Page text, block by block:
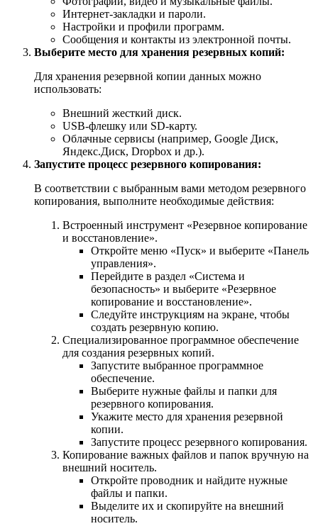
Интернет-закладки и пароли.
Настройки и профили программ.
Сообщения и контакты из электронной почты.
Выберите место для хранения резервных копий:
Для хранения резервной копии данных можно
использовать:
Внешний жесткий диск.
USB-флешку или SD-карту.
Облачные сервисы (например, Google Диск,
Яндекс.Диск, Dropbox и др.).
Запустите процесс резервного копирования:
В соответствии с выбранным вами методом резервного
копирования, выполните необходимые действия:
Встроенный инструмент «Резервное копирование
и восстановление».
Откройте меню «Пуск» и выберите «Панель
управления».
Перейдите в раздел «Система и
безопасность» и выберите «Резервное
копирование и восстановление».
Следуйте инструкциям на экране, чтобы
создать резервную копию.
Специализированное программное обеспечение
для создания резервных копий.
Запустите выбранное программное
обеспечение.
Выберите нужные файлы и папки для
резервного копирования.
Укажите место для хранения резервной
копии.
Запустите процесс резервного копирования.
Копирование важных файлов и папок вручную на
внешний носитель.
Откройте проводник и найдите нужные
файлы и папки.
Выделите их и скопируйте на внешний
носитель.